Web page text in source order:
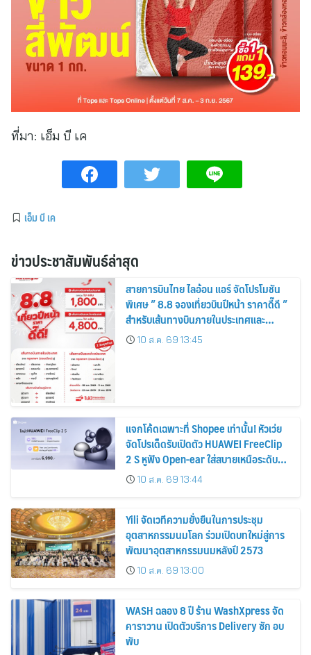
ที่มา: เอ็ม บี เค
เอ็ม บี เค
ข่าวประชาสัมพันธ์ล่าสุด
สายการบินไทย ไลอ้อน แอร์ จัดโปรโมชัน
พิเศษ ” 8.8 จองเที่ยวบินปีหน้า ราคาดี๊ดี ”
สำหรับเส้นทางบินภายในประเทศและ
ระหว่างประเทศ
10 ส.ค. 69 13:45
แจกโค้ดเฉพาะที่ Shopee เท่านั้น! หัวเว่ย
จัดโปรเด็ดรับเปิดตัว HUAWEI FreeClip
2 S หูฟัง Open-ear ใส่สบายเหนือระดับ
เคาะราคาพิเศษเริ่มเพียง 6,990 บาท
พร้อมของแถมสุดคุ้ม
10 ส.ค. 69 13:44
Yili จัดเวทีความยั่งยืนในการประชุม
อุตสาหกรรมนมโลก ร่วมเปิดบทใหม่สู่การ
พัฒนาอุตสาหกรรมนมหลังปี 2573
10 ส.ค. 69 13:00
WASH ฉลอง 8 ปี ร้าน WashXpress จัด
คาราวาน เปิดตัวบริการ Delivery ซัก อบ
พับ